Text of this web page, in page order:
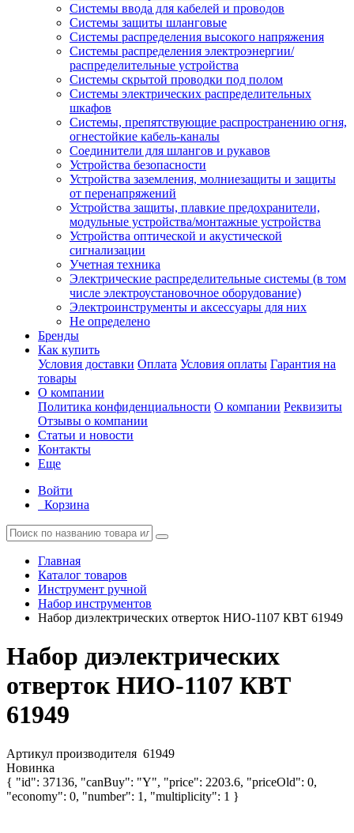
Системы ввода для кабелей и проводов
Системы защиты шланговые
Системы распределения высокого напряжения
Системы распределения электроэнергии/
распределительные устройства
Системы скрытой проводки под полом
Системы электрических распределительных
шкафов
Системы, препятствующие распространению огня,
огнестойкие кабель-каналы
Соединители для шлангов и рукавов
Устройства безопасности
Устройства заземления, молниезащиты и защиты
от перенапряжений
Устройства защиты, плавкие предохранители,
модульные устройства/монтажные устройства
Устройства оптической и акустической
сигнализации
Учетная техника
Электрические распределительные системы (в том
числе электроустановочное оборудование)
Электроинструменты и аксессуары для них
Не определено
Бренды
Как купить
Условия доставки Оплата Условия оплаты Гарантия на
товары
О компании
Политика конфиденциальности О компании Реквизиты
Отзывы о компании
Статьи и новости
Контакты
Еще
Войти
Корзина
Главная
Каталог товаров
Инструмент ручной
Набор инструментов
Набор диэлектрических отверток НИО-1107 КВТ 61949
Набор диэлектрических
отверток НИО-1107 КВТ
61949
Артикул производителя 61949
Новинка
{ "id": 37136, "canBuy": "Y", "price": 2203.6, "priceOld": 0,
"economy": 0, "number": 1, "multiplicity": 1 }